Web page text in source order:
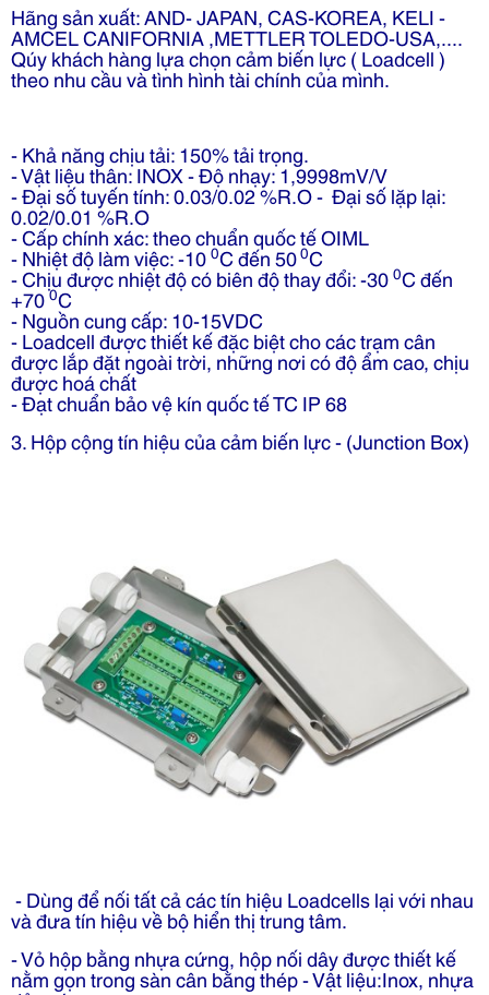
Hãng sản xuất: AND- JAPAN, CAS-KOREA, KELI -
AMCEL CANIFORNIA ,METTLER TOLEDO-USA,....
Qúy khách hàng lựa chọn cảm biến lực ( Loadcell )
theo nhu cầu và tình hình tài chính của mình.
- Khả năng chịu tải: 150% tải trọng.
- Vật liệu thân: INOX - Độ nhạy: 1,9998mV/V
- Đại số tuyến tính: 0.03/0.02 %R.O - Đại số lặp lại:
0.02/0.01 %R.O
- Cấp chính xác: theo chuẩn quốc tế OIML
- Nhiệt độ làm việc: -10 0C đến 500C
- Chịu được nhiệt độ có biên độ thay đổi: -30 0C đến
+700C
- Nguồn cung cấp: 10-15VDC
- Loadcell được thiết kế đặc biệt cho các trạm cân
được lắp đặt ngoài trời, những nơi có độ ẩm cao, chịu
được hoá chất
- Đạt chuẩn bảo vệ kín quốc tế TC IP 68
3. Hộp cộng tín hiệu của cảm biến lực - (Junction Box)
- Dùng để nối tất cả các tín hiệu Loadcells lại với nhau
và đưa tín hiệu về bộ hiển thị trung tâm.
- Vỏ hộp bằng nhựa cứng, hộp nối dây được thiết kế
nằm gọn trong sàn cân bằng thép - Vật liệu:Inox, nhựa